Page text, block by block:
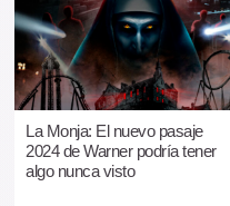
La Monja: El nuevo pasaje
2024 de Warner podría tener
algo nunca visto